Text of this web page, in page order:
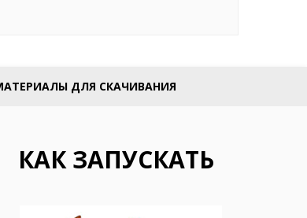
ДЛЯ СКАЧИВАНИЯ
КАК ЗАПУСКАТЬ